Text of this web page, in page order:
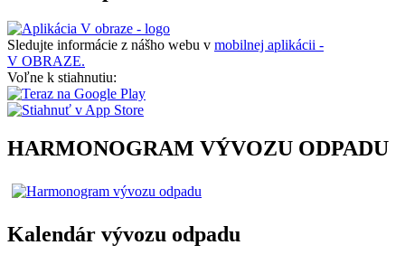
Sledujte informácie z nášho webu v mobilnej aplikácii -
V OBRAZE.
Voľne k stiahnutiu:
HARMONOGRAM VÝVOZU ODPADU
Kalendár vývozu odpadu